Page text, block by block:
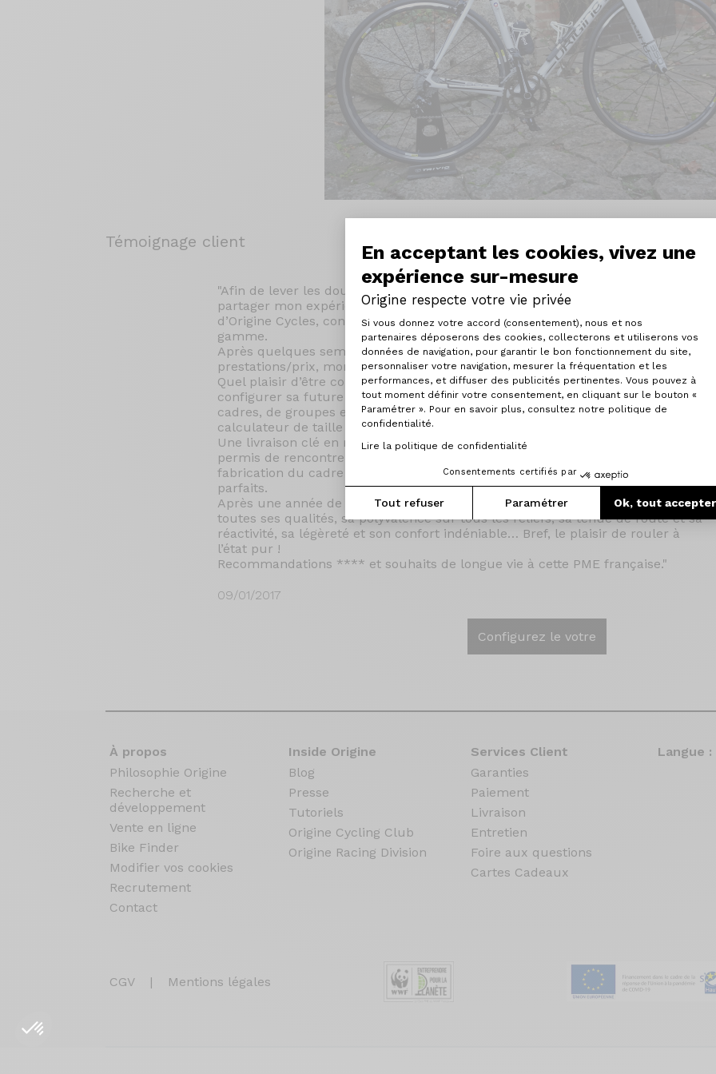
En acceptant les cookies, vivez une
expérience sur-mesure
Origine respecte votre vie privée
Plateforme de Gestion du
Si vous donnez votre accord (consentement), nous et nos
partenaires déposerons des cookies, collecterons et utiliserons vos
données de navigation, pour garantir le bon fonctionnement du site,
personnaliser votre navigation, mesurer la fréquentation et les
performances, et diffuser des publicités pertinentes. Vous pouvez à
tout moment définir votre consentement, en cliquant sur le bouton «
Paramétrer ». Pour en savoir plus, consultez notre politique de
confidentialité.
Lire la politique de confidentialité
Consentements certifiés par
Tout refuser Paramétrer Ok, tout accepter
Axeptio consent
Témoignage client
"Afin de lever les doutes des éventuels indécis ou sceptiques, je tenais à faire
partager mon expérience relative à l’acquisition d’un vélo route auprès
d’Origine Cycles, concepteur et assembleur français de vélos route haut de
gamme.
Après quelques semaines de recherches, de comparaisons, d’avis et de rapport
prestations/prix, mon choix s’est naturellement orienté vers Origine Cycles.
Quel plaisir d’être conseillé par de vrais professionnels à l’écoute et de pouvoir
configurer sa future monture sur un site ergonomique riche en termes de
cadres, de groupes et de périphériques mais également pourvu d’un
calculateur de taille précis.
Une livraison clé en main sur le site de Marly dans le nord de la France m’a
permis de rencontrer une équipe sympathique et d’apprécier la qualité de
fabrication du cadre et des finitions remarquables, un montage et un réglage
parfaits.
Après une année de parcours très variés, cette machine a permis de révéler
toutes ses qualités, sa polyvalence sur tous les reliefs, sa tenue de route et sa
réactivité, sa légèreté et son confort indéniable… Bref, le plaisir de rouler à
l’état pur !
Recommandations **** et souhaits de longue vie à cette PME française."
09/01/2017
Configurez le votre
À propos
Philosophie Origine
Recherche et
développement
Vente en ligne
Bike Finder
Modifier vos cookies
Recrutement
Contact
Inside Origine
Blog
Presse
Tutoriels
Origine Cycling Club
Origine Racing Division
Services Client
Garanties
Paiement
Livraison
Entretien
Foire aux questions
Cartes Cadeaux
Langue :
CGV | Mentions légales